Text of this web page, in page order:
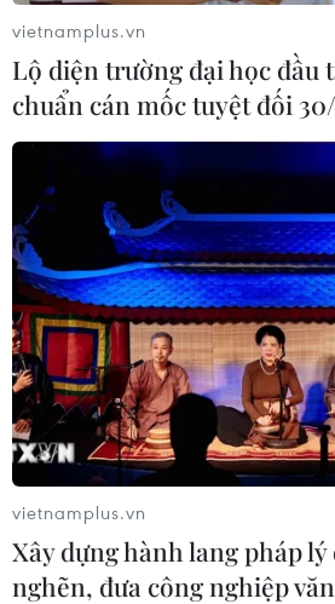
vietnamplus.vn
Lộ diện trường đại học đầu
chuẩn cán mốc tuyệt đối
vietnamplus.vn
Xây dựng hành lang pháp
nghẽn, đưa công nghiệp